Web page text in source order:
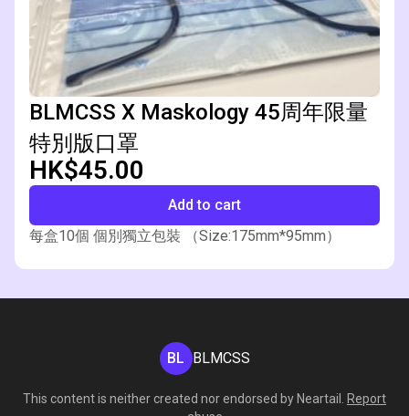
BLMCSS X Maskology 45周年限量
特別版口罩
HK$45.00
Add to cart
每盒10個 個別獨立包裝 （Size:175mm*95mm）
BL BLMCSS
This content is neither created nor endorsed by Neartail
Report